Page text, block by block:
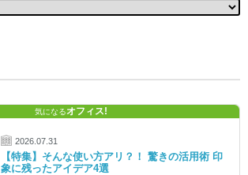
気になるオフィス!
2026.07.31
【特集】そんな使い方アリ？！ 驚きの活用術 印
象に残ったアイデア4選